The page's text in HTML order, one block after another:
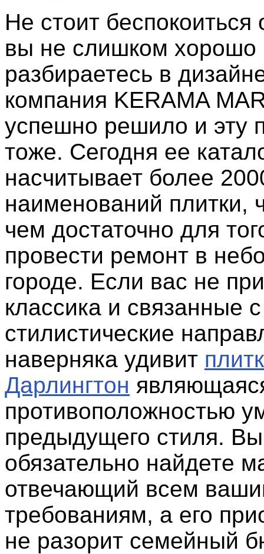
Не стоит беспокоиться
вы не слишком хорошо
разбираетесь в
компания KERAMA
успешно решило и эту
тоже. Сегодня ее
насчитывает более
наименований плитки,
чем достаточно для
провести ремонт в
городе. Если вас не
классика и связанные
стилистические
наверняка удивит
Дарлингтон
противоположностью
предыдущего стиля. Вы
обязательно найдете
отвечающий всем
требованиям, а его
не разорит семейный